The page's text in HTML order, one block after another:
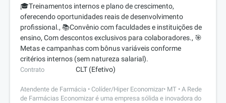
🎓Treinamentos internos e plano de crescimento,
oferecendo oportunidades reais de desenvolvimento
profissional., 📚Convênio com faculdades e instituições de
ensino, Com descontos exclusivos para colaboradores., 🎯
Metas e campanhas com bônus variáveis conforme
critérios internos (sem natureza salarial).
Contrato CLT (Efetivo)
Atendente de Farmácia • Colíder/Hiper Economizar• MT • A Rede
de Farmácias Economizar é uma empresa sólida e inovadora do